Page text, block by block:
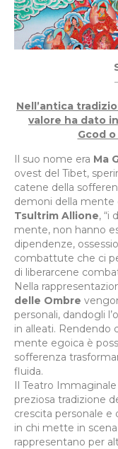
Nell’antica
valore ha dato
Gcod
Il suo nome era Ma
ovest del Tibet,
catene della
demoni della mente
Tsultrim Allione, “i
mente, non hanno
dipendenze,
combattute che ci
di liberarcene
Nella
delle Ombre
personali, dandogli
in alleati. Rendendo
mente egoica è
sofferenza
fluida.
Il Teatro
preziosa tradizione
crescita personale e
in chi mette in
rappresentano per